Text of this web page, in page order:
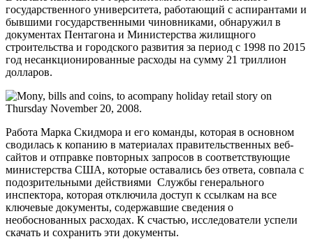
государственного университета, работающий с аспирантами и
бывшими государственными чиновниками, обнаружил в
документах Пентагона и Министерства жилищного
строительства и городского развития за период с 1998 по 2015
год несанкционированные расходы на сумму 21 триллион
долларов.
Работа Марка Скидмора и его команды, которая в основном
сводилась к копанию в материалах правительственных веб-
сайтов и отправке повторных запросов в соответствующие
министерства США, которые оставались без ответа, совпала с
подозрительными действиями Службы генерального
инспектора, которая отключила доступ к ссылкам на все
ключевые документы, содержавшие сведения о
необоснованных расходах. К счастью, исследователи успели
скачать и сохранить эти документы.